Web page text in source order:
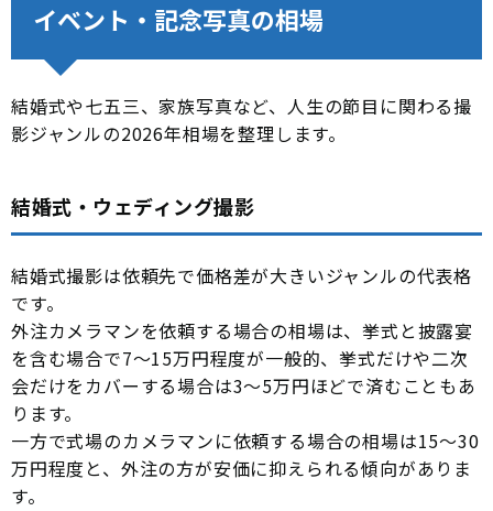
イベント・記念写真の相場
結婚式や七五三、家族写真など、人生の節目に関わる撮
影ジャンルの2026年相場を整理します。
結婚式・ウェディング撮影
結婚式撮影は依頼先で価格差が大きいジャンルの代表格
です。
外注カメラマンを依頼する場合の相場は、挙式と披露宴
を含む場合で7〜15万円程度が一般的、挙式だけや二次
会だけをカバーする場合は3〜5万円ほどで済むこともあ
ります。
一方で式場のカメラマンに依頼する場合の相場は15〜30
万円程度と、外注の方が安価に抑えられる傾向がありま
す。